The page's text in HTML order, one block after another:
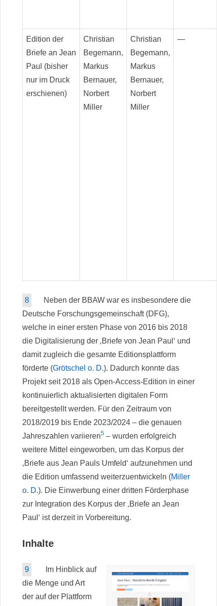
Edition der
Briefe an Jean
Paul (bisher
nur im Druck
erschienen)
Christian
Begemann,
Markus
Bernauer,
Norbert
Miller
Christian
Begemann,
Markus
Bernauer,
Norbert
Miller
—
8
Neben der BBAW war es insbesondere die
Deutsche Forschungsgemeinschaft (DFG),
welche in einer ersten Phase von 2016 bis 2018
die Digitalisierung der ‚Briefe von Jean Paul‘ und
damit zugleich die gesamte Editionsplattform
förderte (Grötschel o. D.). Dadurch konnte das
Projekt seit 2018 als Open-Access-Edition in einer
kontinuierlich aktualisierten digitalen Form
bereitgestellt werden. Für den Zeitraum von
2018/2019 bis Ende 2023/2024 – die genauen
Jahreszahlen variieren5 – wurden erfolgreich
weitere Mittel eingeworben, um das Korpus der
‚Briefe aus Jean Pauls Umfeld‘ aufzunehmen und
die Edition umfassend weiterzuentwickeln (Miller
o. D.). Die Einwerbung einer dritten Förderphase
zur Integration des Korpus der ‚Briefe an Jean
Paul‘ ist derzeit in Vorbereitung.
Inhalte
9
Im Hinblick auf
die Menge und Art
der auf der Plattform